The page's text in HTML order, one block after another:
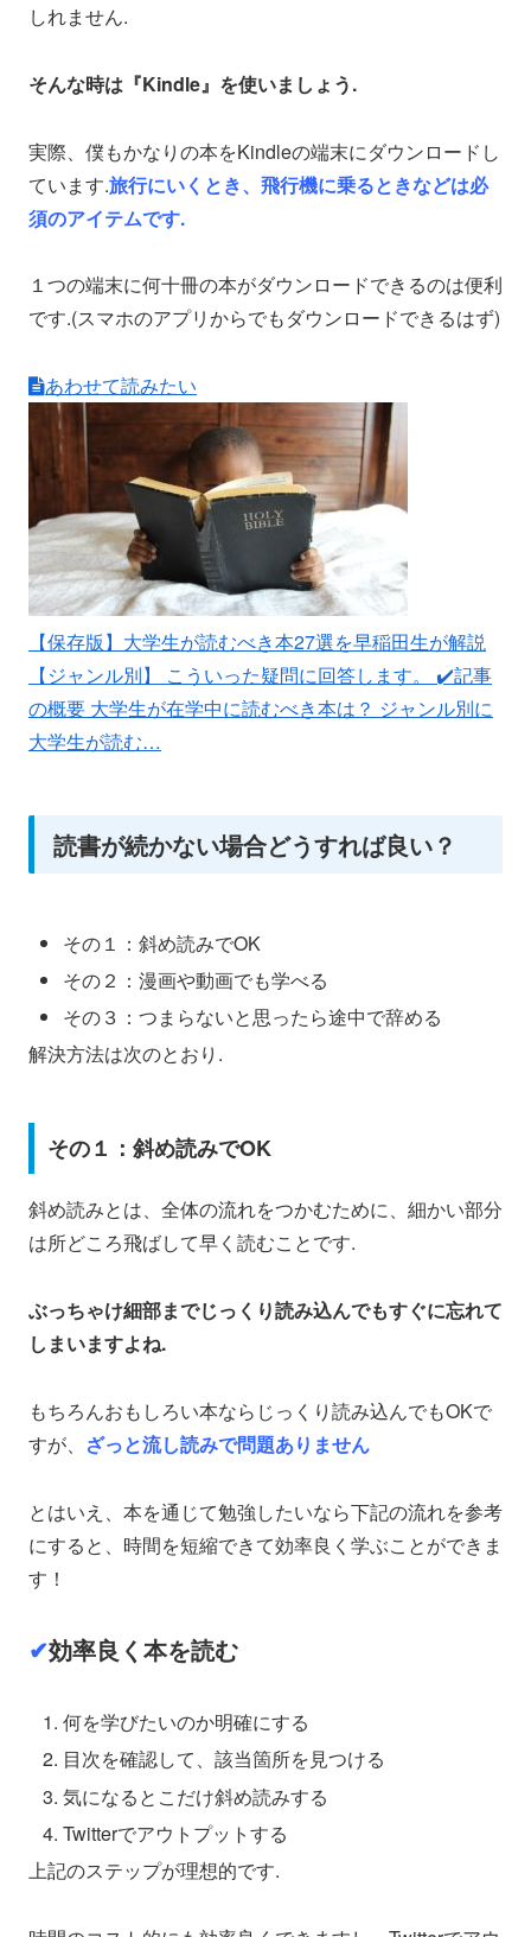
しれません.
そんな時は『Kindle』を使いましょう.
実際、僕もかなりの本をKindleの端末にダウンロードし
ています.旅行にいくとき、飛行機に乗るときなどは必
須のアイテムです.
１つの端末に何十冊の本がダウンロードできるのは便利
です.(スマホのアプリからでもダウンロードできるはず)
あわせて読みたい
【保存版】大学生が読むべき本27選を早稲田生が解説
【ジャンル別】
こういった疑問に回答します。 ✔️記事
の概要 大学生が在学中に読むべき本は？ ジャンル別に
大学生が読む…
読書が続かない場合どうすれば良い？
その１：斜め読みでOK
その２：漫画や動画でも学べる
その３：つまらないと思ったら途中で辞める
解決方法は次のとおり.
その１：斜め読みでOK
斜め読みとは、全体の流れをつかむために、細かい部分
は所どころ飛ばして早く読むことです.
ぶっちゃけ細部までじっくり読み込んでもすぐに忘れて
しまいますよね.
もちろんおもしろい本ならじっくり読み込んでもOKで
すが、 ざっと流し読みで問題ありません
とはいえ、本を通じて勉強したいなら下記の流れを参考
にすると、時間を短縮できて効率良く学ぶことができま
す！
✔︎効率良く本を読む
何を学びたいのか明確にする
目次を確認して、該当箇所を見つける
気になるとこだけ斜め読みする
Twitterでアウトプットする
上記のステップが理想的です.